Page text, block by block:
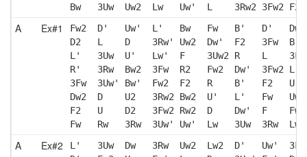
Bw   3Uw  Uw2  Lw   Uw'  L    3Rw2 3Fw2
A Ex#1
Fw2  D'   Uw'  L'   Bw   Fw   B'   D'
D2   L    D    3Rw' Uw2  Dw'  F2   3Fw  B'
L'   3Uw  U'   Lw'  F    3Uw2 R    L
R'   3Rw  Bw2  3Fw  R2   Fw2  Dw'  3Fw2
3Fw  3Uw' Bw'  Fw2  F2   R    B'   F2
Dw2  D    U2   3Rw2 Bw2  U'   L'   Fw
F2   U    D2   3Fw2 Rw2  D    Dw'  F
Fw   Rw   3Rw  3Uw' Uw'  Lw   3Uw  3Rw
A Ex#2
L'   3Uw  Dw   3Rw  Uw2  Lw2  D'   Uw'